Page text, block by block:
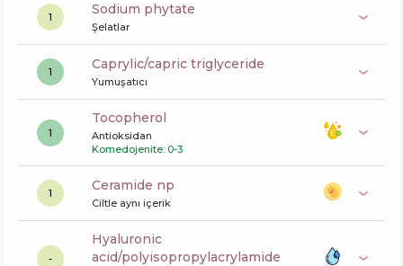
1 sodium phytate
Şelatlar
1 caprylic/capric triglyceride
Yumuşatıcı
1
tocopherol
Antioksidan
Komedojenite: 0-3
1 ceramide np
Ciltle aynı içerik
-
hyaluronic
acid/polyisopropylacrylamide